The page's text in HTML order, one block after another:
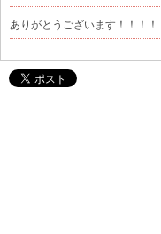
ありがとうございます！！！！